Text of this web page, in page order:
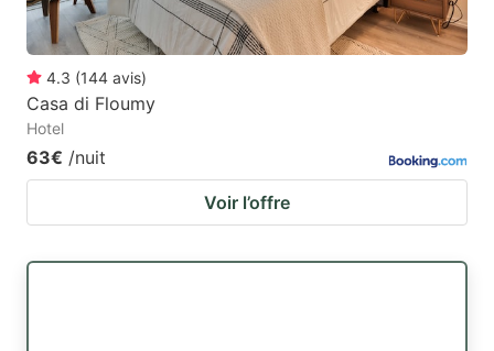
4.3 (144 avis)
Casa di Floumy
Hotel
63€ /nuit
Voir l’offre